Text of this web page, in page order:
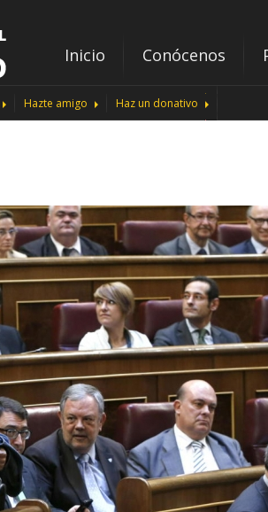
Inicio Conócenos
Hazte amigo Haz un donativo